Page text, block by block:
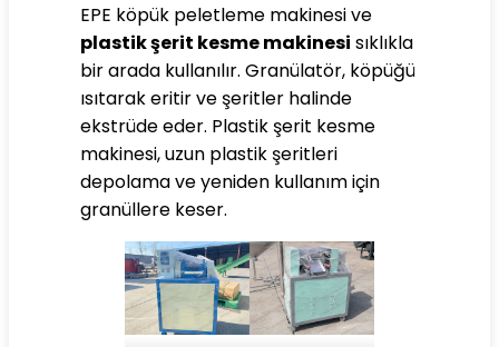
EPE köpük peletleme makinesi ve
plastik şerit kesme makinesi sıklıkla
bir arada kullanılır. Granülatör, köpüğü
ısıtarak eritir ve şeritler halinde
ekstrüde eder. Plastik şerit kesme
makinesi, uzun plastik şeritleri
depolama ve yeniden kullanım için
granüllere keser.